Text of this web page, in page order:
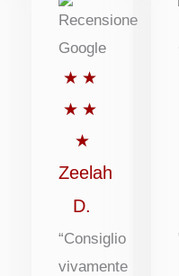
★ ★
★ ★
★
Valutato
5
su
5
Zeelah
D.
“Consiglio
vivamente